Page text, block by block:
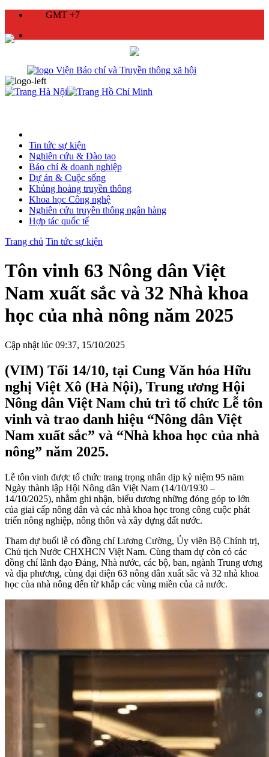
GMT +7
Tin tức sự kiện
Nghiên cứu & Đào tạo
Báo chí & doanh nghiệp
Dự án & Cuộc sống
Khủng hoảng truyền thông
Khoa học Công nghệ
Nghiên cứu truyền thông ngân hàng
Hợp tác quốc tế
Trang chủ Tin tức sự kiện
Tôn vinh 63 Nông dân Việt
Nam xuất sắc và 32 Nhà khoa
học của nhà nông năm 2025
Cập nhật lúc 09:37, 15/10/2025
(VIM) Tối 14/10, tại Cung Văn hóa Hữu
nghị Việt Xô (Hà Nội), Trung ương Hội
Nông dân Việt Nam chủ trì tổ chức Lễ tôn
vinh và trao danh hiệu “Nông dân Việt
Nam xuất sắc” và “Nhà khoa học của nhà
nông” năm 2025.
Lễ tôn vinh được tổ chức trang trọng nhân dịp kỷ niệm 95 năm
Ngày thành lập Hội Nông dân Việt Nam (14/10/1930 –
14/10/2025), nhằm ghi nhận, biểu dương những đóng góp to lớn
của giai cấp nông dân và các nhà khoa học trong công cuộc phát
triển nông nghiệp, nông thôn và xây dựng đất nước.
Tham dự buổi lễ có đồng chí Lương Cường, Ủy viên Bộ Chính trị,
Chủ tịch Nước CHXHCN Việt Nam. Cùng tham dự còn có các
đồng chí lãnh đạo Đảng, Nhà nước, các bộ, ban, ngành Trung ương
và địa phương, cùng đại diện 63 nông dân xuất sắc và 32 nhà khoa
học của nhà nông đến từ khắp các vùng miền của cả nước.